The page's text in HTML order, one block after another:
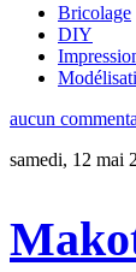
Bricolage
DIY
aucun
samedi, 12 mai